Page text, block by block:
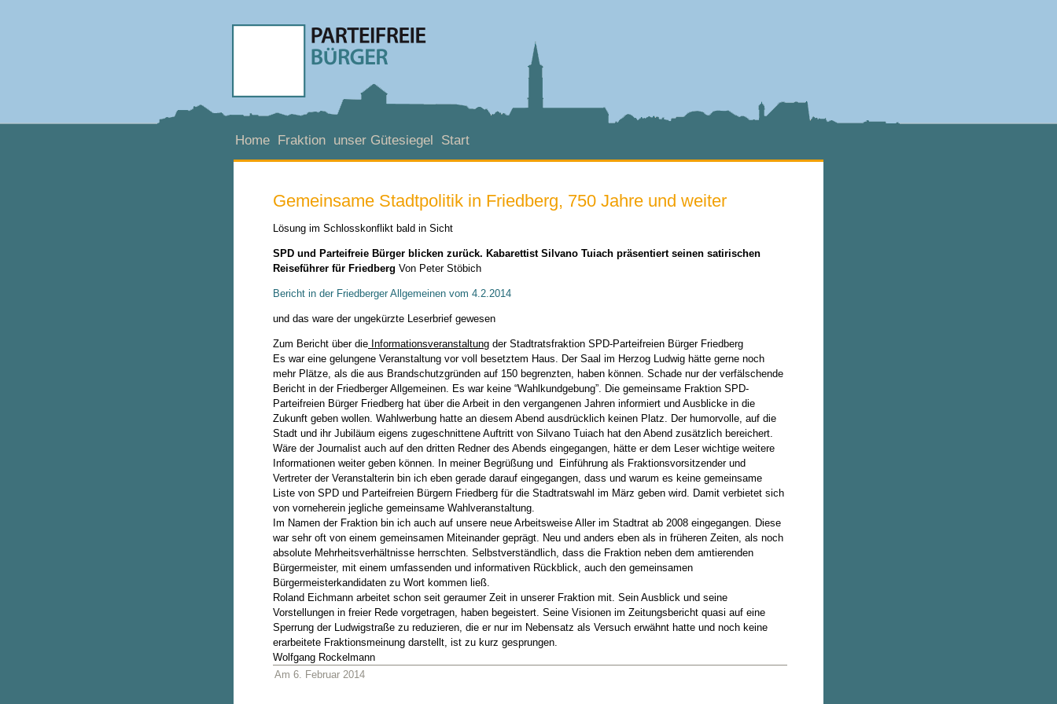
Home Fraktion unser Gütesiegel Start
Gemeinsame Stadtpolitik in Friedberg, 750 Jahre und weiter
Lösung im Schlosskonflikt bald in Sicht
SPD und Parteifreie Bürger blicken zurück. Kabarettist Silvano Tuiach präsentiert seinen satirischen
Reiseführer für Friedberg Von Peter Stöbich
Bericht in der Friedberger Allgemeinen vom 4.2.2014
und das ware der ungekürzte Leserbrief gewesen
Zum Bericht über die Informationsveranstaltung der Stadtratsfraktion SPD-Parteifreien Bürger Friedberg
Es war eine gelungene Veranstaltung vor voll besetztem Haus. Der Saal im Herzog Ludwig hätte gerne noch
mehr Plätze, als die aus Brandschutzgründen auf 150 begrenzten, haben können. Schade nur der verfälschende
Bericht in der Friedberger Allgemeinen. Es war keine “Wahlkundgebung”. Die gemeinsame Fraktion SPD-
Parteifreien Bürger Friedberg hat über die Arbeit in den vergangenen Jahren informiert und Ausblicke in die
Zukunft geben wollen. Wahlwerbung hatte an diesem Abend ausdrücklich keinen Platz. Der humorvolle, auf die
Stadt und ihr Jubiläum eigens zugeschnittene Auftritt von Silvano Tuiach hat den Abend zusätzlich bereichert.
Wäre der Journalist auch auf den dritten Redner des Abends eingegangen, hätte er dem Leser wichtige weitere
Informationen weiter geben können. In meiner Begrüßung und Einführung als Fraktionsvorsitzender und
Vertreter der Veranstalterin bin ich eben gerade darauf eingegangen, dass und warum es keine gemeinsame
Liste von SPD und Parteifreien Bürgern Friedberg für die Stadtratswahl im März geben wird. Damit verbietet sich
von vorneherein jegliche gemeinsame Wahlveranstaltung.
Im Namen der Fraktion bin ich auch auf unsere neue Arbeitsweise Aller im Stadtrat ab 2008 eingegangen. Diese
war sehr oft von einem gemeinsamen Miteinander geprägt. Neu und anders eben als in früheren Zeiten, als noch
absolute Mehrheitsverhältnisse herrschten. Selbstverständlich, dass die Fraktion neben dem amtierenden
Bürgermeister, mit einem umfassenden und informativen Rückblick, auch den gemeinsamen
Bürgermeisterkandidaten zu Wort kommen ließ.
Roland Eichmann arbeitet schon seit geraumer Zeit in unserer Fraktion mit. Sein Ausblick und seine
Vorstellungen in freier Rede vorgetragen, haben begeistert. Seine Visionen im Zeitungsbericht quasi auf eine
Sperrung der Ludwigstraße zu reduzieren, die er nur im Nebensatz als Versuch erwähnt hatte und noch keine
erarbeitete Fraktionsmeinung darstellt, ist zu kurz gesprungen.
Wolfgang Rockelmann
Am 6. Februar 2014